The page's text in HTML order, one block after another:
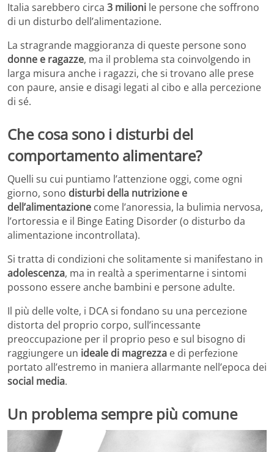
Italia sarebbero circa 3 milioni le persone che soffrono
di un disturbo dell’alimentazione.
La stragrande maggioranza di queste persone sono
donne e ragazze, ma il problema sta coinvolgendo in
larga misura anche i ragazzi, che si trovano alle prese
con paure, ansie e disagi legati al cibo e alla percezione
di sé.
Che cosa sono i disturbi del
comportamento alimentare?
Quelli su cui puntiamo l’attenzione oggi, come ogni
giorno, sono disturbi della nutrizione e
dell’alimentazione come l’anoressia, la bulimia nervosa,
l’ortoressia e il Binge Eating Disorder (o disturbo da
alimentazione incontrollata).
Si tratta di condizioni che solitamente si manifestano in
adolescenza, ma in realtà a sperimentarne i sintomi
possono essere anche bambini e persone adulte.
Il più delle volte, i DCA si fondano su una percezione
distorta del proprio corpo, sull’incessante
preoccupazione per il proprio peso e sul bisogno di
raggiungere un ideale di magrezza e di perfezione
portato all’estremo in maniera allarmante nell’epoca dei
social media.
Un problema sempre più comune